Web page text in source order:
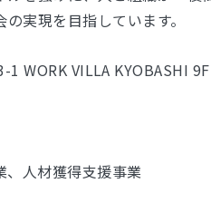
実現を目指しています。
WORK VILLA KYOBASHI 9F
人材獲得支援事業